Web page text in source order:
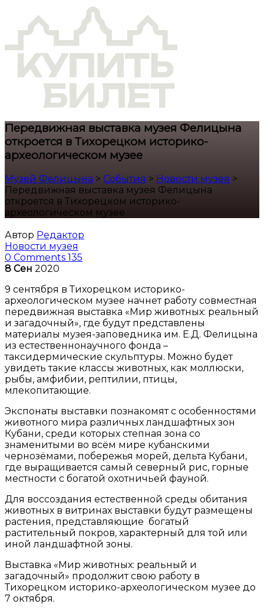
Передвижная выставка музея Фелицына
откроется в Тихорецком историко-
археологическом музее
Музей Фелицына > События > Новости музея >
Передвижная выставка музея Фелицына
откроется в Тихорецком историко-
археологическом музее
Автор Редактор
Новости музея
0 Comments 135
8 Сен 2020
9 сентября в Тихорецком историко-
археологическом музее начнет работу совместная
передвижная выставка «Мир животных: реальный
и загадочный», где будут представлены
материалы музея-заповедника им. Е.Д. Фелицына
из естественнонаучного фонда –
таксидермические скульптуры. Можно будет
увидеть такие классы животных, как моллюски,
рыбы, амфибии, рептилии, птицы,
млекопитающие.
Экспонаты выставки познакомят с особенностями
животного мира различных ландшафтных зон
Кубани, среди которых степная зона со
знаменитыми во всём мире кубанскими
чернозёмами, побережья морей, дельта Кубани,
где выращивается самый северный рис, горные
местности с богатой охотничьей фауной.
Для воссоздания естественной среды обитания
животных в витринах выставки будут размещены
растения, представляющие богатый
растительный покров, характерный для той или
иной ландшафтной зоны.
Выставка «Мир животных: реальный и
загадочный» продолжит свою работу в
Тихорецком историко-археологическом музее до
7 октября.